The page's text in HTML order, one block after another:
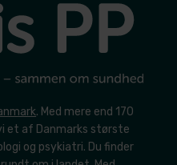
. Med mere end 170
et af Danmarks største
og psykiatri. Du finder